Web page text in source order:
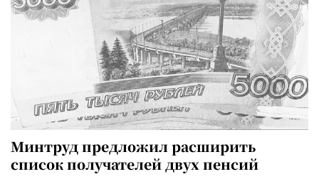
Минтруд предложил расширить
список получателей двух пенсий